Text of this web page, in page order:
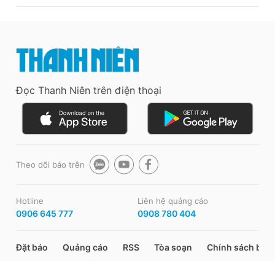
Đọc Thanh Niên trên điện thoại
Theo dõi báo trên
Hotline
0906 645 777
Liên hệ quảng cáo
0908 780 404
Đặt báo Quảng cáo RSS Tòa soạn Chính sách bảo